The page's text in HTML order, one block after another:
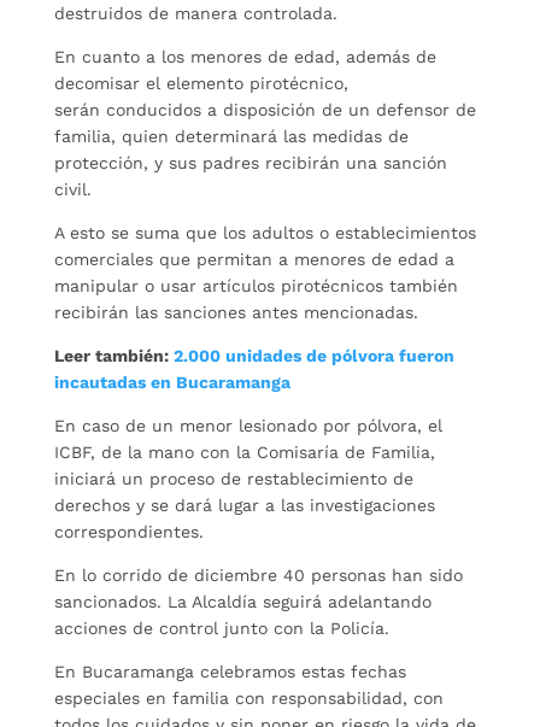
destruidos de manera controlada.
En cuanto a los menores de edad, además de
decomisar el elemento pirotécnico,
serán conducidos a disposición de un defensor de
familia, quien determinará las medidas de
protección, y sus padres recibirán una sanción
civil.
A esto se suma que los adultos o establecimientos
comerciales que permitan a menores de edad a
manipular o usar artículos pirotécnicos también
recibirán las sanciones antes mencionadas.
Leer también: 2.000 unidades de pólvora fueron
incautadas en Bucaramanga
En caso de un menor lesionado por pólvora, el
ICBF, de la mano con la Comisaría de Familia,
iniciará un proceso de restablecimiento de
derechos y se dará lugar a las investigaciones
correspondientes.
En lo corrido de diciembre 40 personas han sido
sancionados. La Alcaldía seguirá adelantando
acciones de control junto con la Policía.
En Bucaramanga celebramos estas fechas
especiales en familia con responsabilidad, con